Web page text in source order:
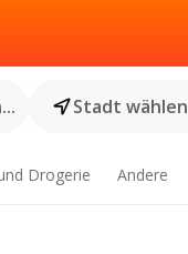
Stadt wählen
Drogerie Andere